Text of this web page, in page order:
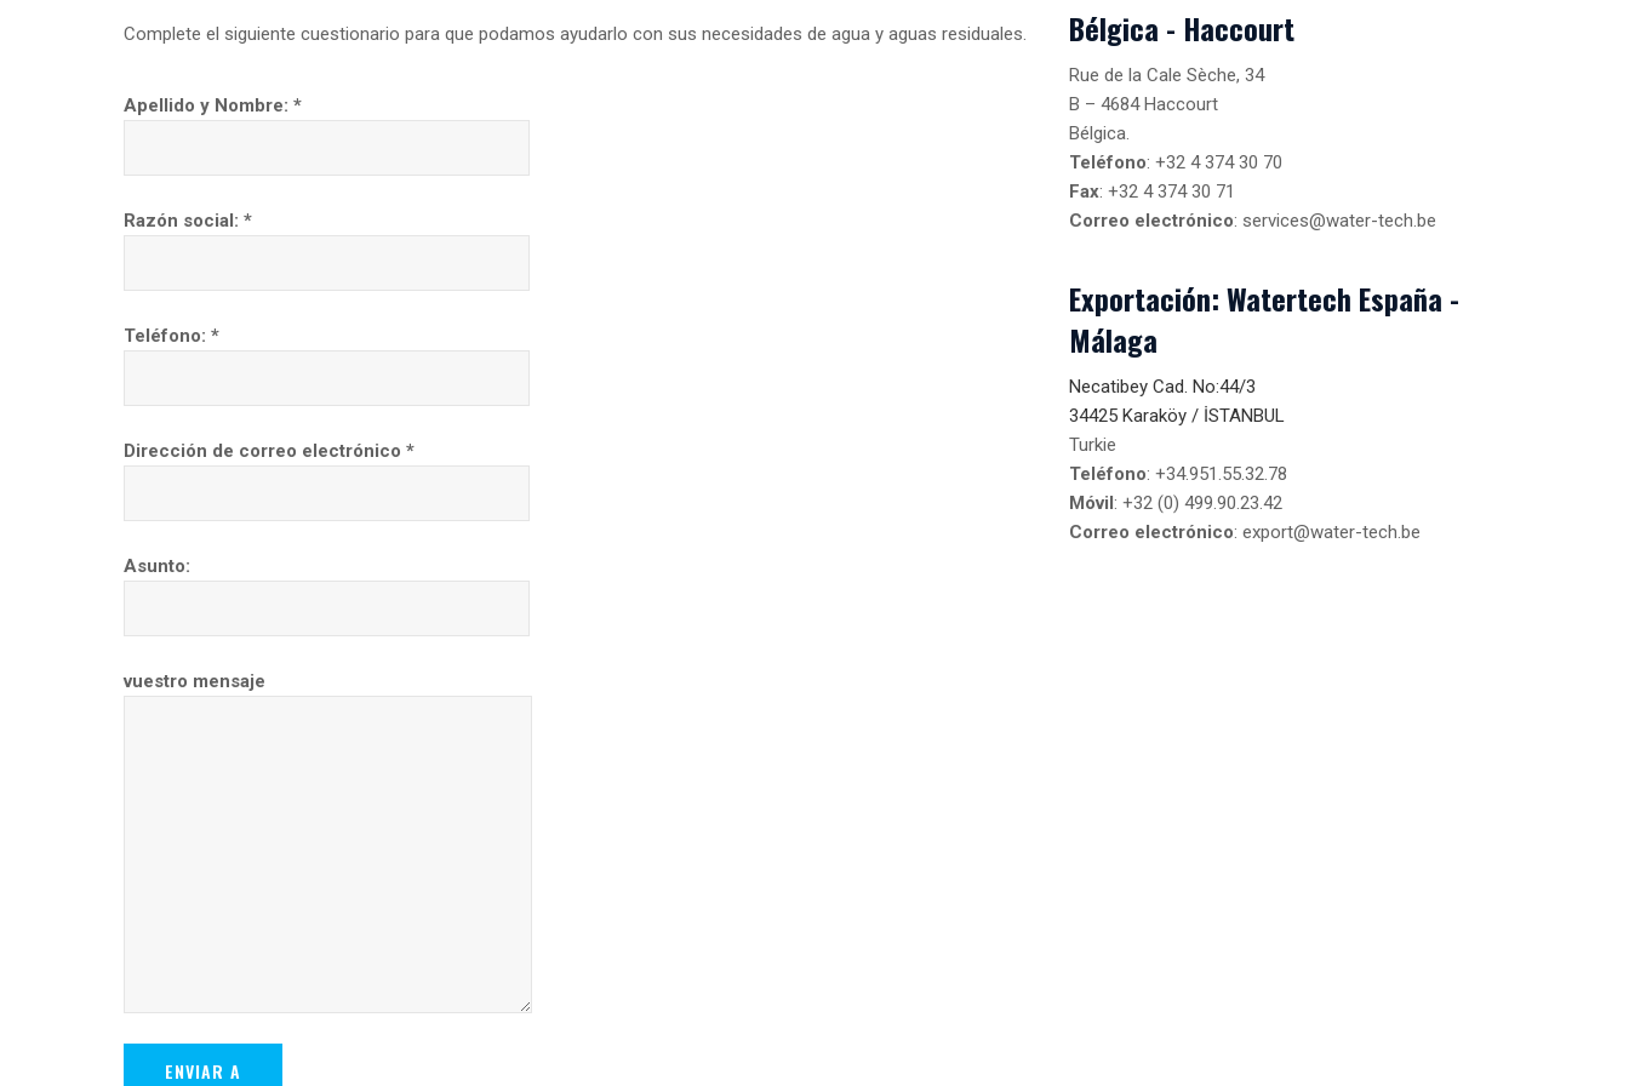
Complete el siguiente cuestionario para que podamos ayudarlo con sus necesidades de agua y aguas residuales.
Apellido y Nombre: *
Razón social: *
Teléfono: *
Dirección de correo electrónico *
Asunto:
vuestro mensaje
Bélgica - Haccourt
Rue de la Cale Sèche, 34
B – 4684 Haccourt
Bélgica.
Teléfono: +32 4 374 30 70
Fax: +32 4 374 30 71
Correo electrónico: services@water-tech.be
Exportación: Watertech España -
Málaga
Necatibey Cad. No:44/3
34425 Karaköy / İSTANBUL
Turkie
Teléfono: +34.951.55.32.78
Móvil: +32 (0) 499.90.23.42
Correo electrónico: export@water-tech.be